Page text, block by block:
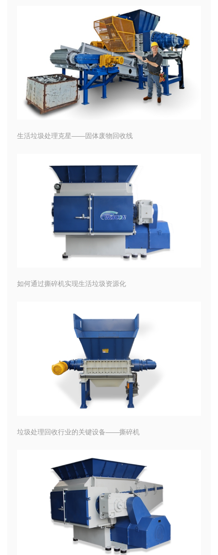
生活垃圾处理克星——固体废物回收线
如何通过撕碎机实现生活垃圾资源化
垃圾处理回收行业的关键设备——撕碎机